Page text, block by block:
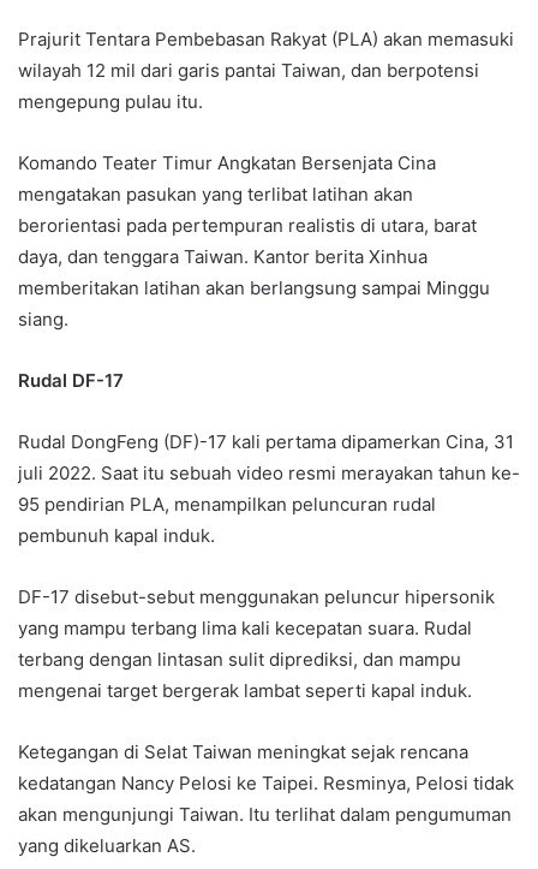
Prajurit Tentara Pembebasan Rakyat (PLA) akan memasuki
wilayah 12 mil dari garis pantai Taiwan, dan berpotensi
mengepung pulau itu.
Komando Teater Timur Angkatan Bersenjata Cina
mengatakan pasukan yang terlibat latihan akan
berorientasi pada pertempuran realistis di utara, barat
daya, dan tenggara Taiwan. Kantor berita Xinhua
memberitakan latihan akan berlangsung sampai Minggu
siang.
Rudal DF-17
Rudal DongFeng (DF)-17 kali pertama dipamerkan Cina, 31
juli 2022. Saat itu sebuah video resmi merayakan tahun ke-
95 pendirian PLA, menampilkan peluncuran rudal
pembunuh kapal induk.
DF-17 disebut-sebut menggunakan peluncur hipersonik
yang mampu terbang lima kali kecepatan suara. Rudal
terbang dengan lintasan sulit diprediksi, dan mampu
mengenai target bergerak lambat seperti kapal induk.
Ketegangan di Selat Taiwan meningkat sejak rencana
kedatangan Nancy Pelosi ke Taipei. Resminya, Pelosi tidak
akan mengunjungi Taiwan. Itu terlihat dalam pengumuman
yang dikeluarkan AS.